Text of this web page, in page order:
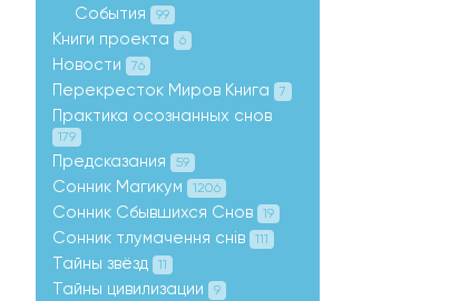
События 99
Книги проекта 6
Новости 76
Перекресток Миров Книга 7
Практика осознанных снов
179
Предсказания 59
Сонник Магикум 1206
Сонник Сбывшихся Снов 19
Сонник тлумачення снів 111
Тайны звёзд 11
Тайны цивилизации 9